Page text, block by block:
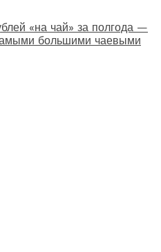
«на чай» за полгода —
большими чаевыми